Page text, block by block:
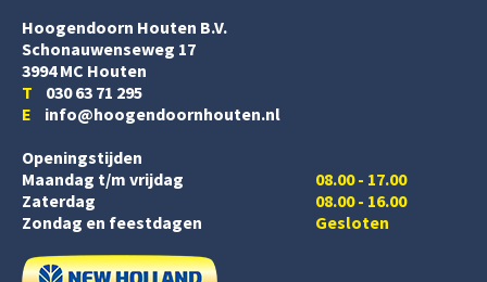
Hoogendoorn Houten B.V.
Schonauwenseweg 17
3994 MC Houten
T 030 63 71 295
E info@hoogendoornhouten.nl
Openingstijden
Maandag t/m vrijdag
Zaterdag
08.00 - 17.00
08.00 - 16.00
Zondag en feestdagen
Gesloten